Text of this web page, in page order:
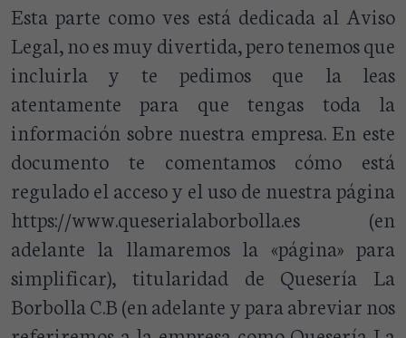
Esta parte como ves está dedicada al Aviso
Legal, no es muy divertida, pero tenemos que
incluirla y te pedimos que la leas
atentamente para que tengas toda la
información sobre nuestra empresa. En este
documento te comentamos cómo está
regulado el acceso y el uso de nuestra página
https://www.queserialaborbolla.es (en
adelante la llamaremos la «página» para
simplificar), titularidad de Quesería La
Borbolla C.B (en adelante y para abreviar nos